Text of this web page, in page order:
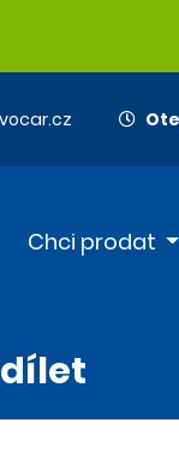
Chci prodat